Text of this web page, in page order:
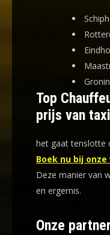
Top
prijs van
het gaat tenslotte
Boek nu bij
Deze manier van
en ergernis.
Onze